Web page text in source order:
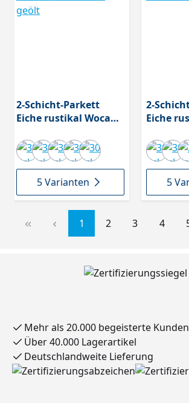
2-Schicht-Parkett
Eiche rustikal Woca
5 Varianten
2-
Eiche
5
1 2 3 4
Mehr als 20.000 begeisterte Kunden
Über 40.000 Lagerartikel
Deutschlandweite Lieferung